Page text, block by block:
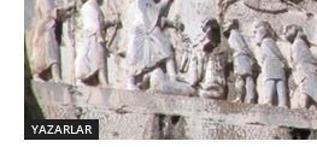
YAZARLAR